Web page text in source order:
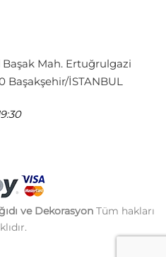
Başak Mah. Ertuğrulgazi
Başakşehir/İSTANBUL
ve DekorasyonTüm hakları